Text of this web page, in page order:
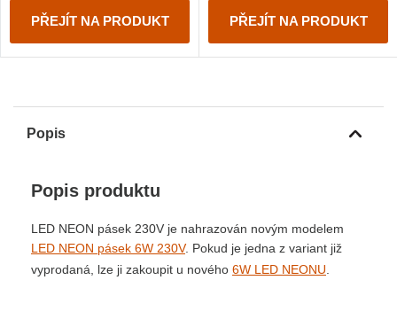
PŘEJÍT NA PRODUKT PŘEJÍT NA PRODUKT
Popis
Popis produktu
LED NEON pásek 230V je nahrazován novým modelem
LED NEON pásek 6W 230V. Pokud je jedna z variant již
vyprodaná, lze ji zakoupit u nového 6W LED NEONU